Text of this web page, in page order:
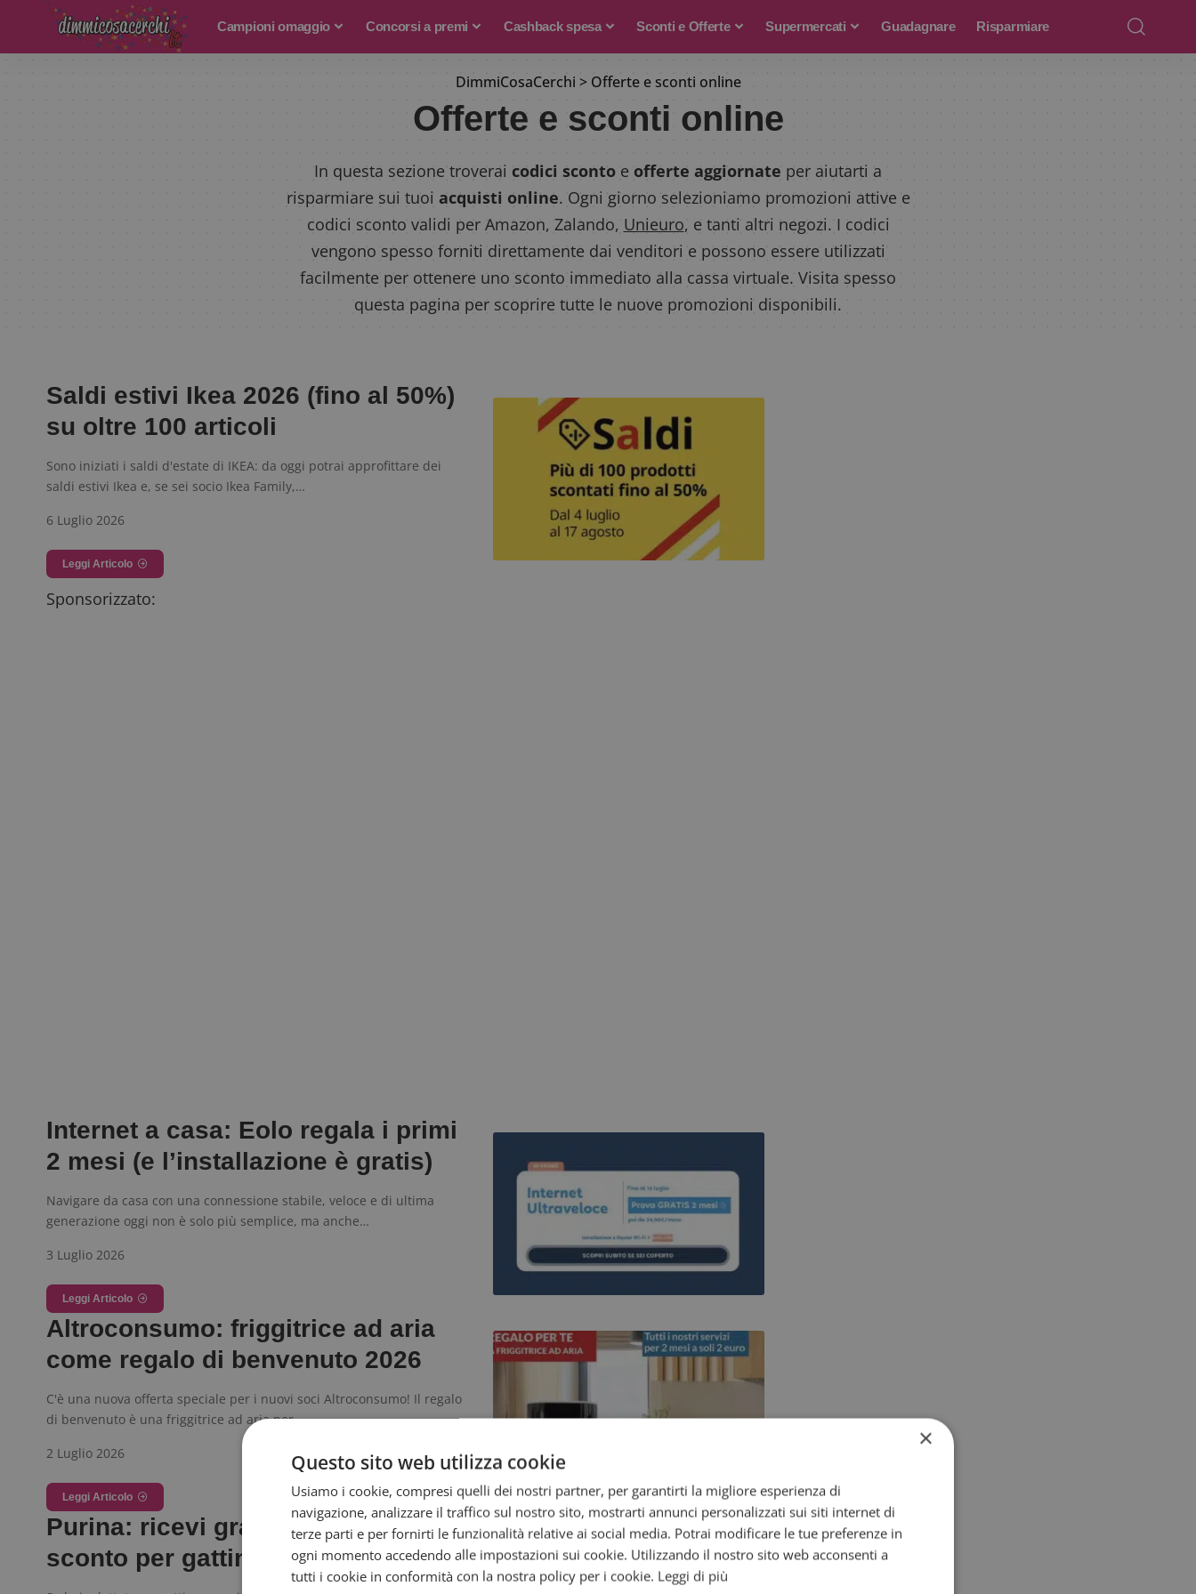
Campioni omaggio Concorsi a premi Cashback spesa Sconti e Offerte Supermercati Guadagnare Risparmiare
DimmiCosaCerchi > Offerte e sconti online
Offerte e sconti online
In questa sezione troverai codici sconto e offerte aggiornate per aiutarti a
risparmiare sui tuoi acquisti online. Ogni giorno selezioniamo promozioni attive e
codici sconto validi per Amazon, Zalando, Unieuro, e tanti altri negozi. I codici
vengono spesso forniti direttamente dai venditori e possono essere utilizzati
facilmente per ottenere uno sconto immediato alla cassa virtuale. Visita spesso
questa pagina per scoprire tutte le nuove promozioni disponibili.
Saldi estivi Ikea 2026 (fino al 50%)
su oltre 100 articoli
Sono iniziati i saldi d'estate di IKEA: da oggi potrai approfittare dei
saldi estivi Ikea e, se sei socio Ikea Family,…
6 Luglio 2026
Leggi Articolo
Sponsorizzato:
Internet a casa: Eolo regala i primi
2 mesi (e l’installazione è gratis)
Navigare da casa con una connessione stabile, veloce e di ultima
generazione oggi non è solo più semplice, ma anche…
3 Luglio 2026
Leggi Articolo
Altroconsumo: friggitrice ad aria
come regalo di benvenuto 2026
C'è una nuova offerta speciale per i nuovi soci Altroconsumo! Il regalo
di benvenuto è una friggitrice ad aria per…
2 Luglio 2026
Leggi Articolo
Purina: ricevi gratis un buono
sconto per gattini
×
Questo sito web utilizza cookie
Usiamo i cookie, compresi quelli dei nostri partner, per garantirti la migliore esperienza di
navigazione, analizzare il traffico sul nostro sito, mostrarti annunci personalizzati sui siti internet di
terze parti e per fornirti le funzionalità relative ai social media. Potrai modificare le tue preferenze in
ogni momento accedendo alle impostazioni sui cookie. Utilizzando il nostro sito web acconsenti a
tutti i cookie in conformità con la nostra policy per i cookie. Leggi di più